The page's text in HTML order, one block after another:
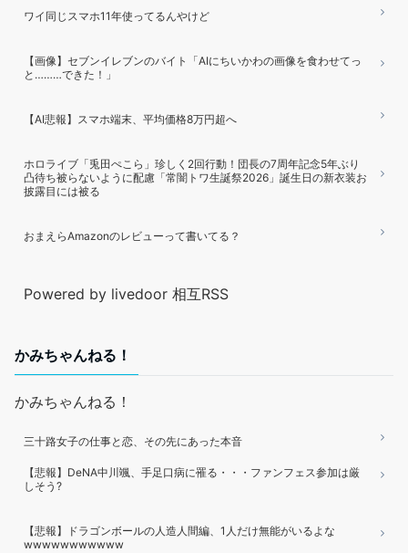
ワイ同じスマホ11年使ってるんやけど
【画像】セブンイレブンのバイト「AIにちいかわの画像を食わせてっ
と………できた！」
【AI悲報】スマホ端末、平均価格8万円超へ
ホロライブ「兎田ぺこら」珍しく2回行動！団長の7周年記念5年ぶり
凸待ち被らないように配慮「常闇トワ生誕祭2026」誕生日の新衣装お
披露目には被る
おまえらAmazonのレビューって書いてる？
Powered by livedoor 相互RSS
かみちゃんねる！
かみちゃんねる！
三十路女子の仕事と恋、その先にあった本音
【悲報】DeNA中川颯、手足口病に罹る・・・ファンフェス参加は厳
しそう?
【悲報】ドラゴンボールの人造人間編、1人だけ無能がいるよな
wwwwwwwwwww